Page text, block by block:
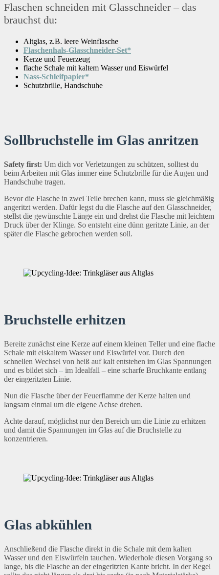
Flaschen schneiden mit Glasschneider – das
brauchst du:
Altglas, z.B. leere Weinflasche
Flaschenhals-Glasschneider-Set*
Kerze und Feuerzeug
flache Schale mit kaltem Wasser und Eiswürfel
Nass-Schleifpapier*
Schutzbrille, Handschuhe
Sollbruchstelle im Glas anritzen
Safety first: Um dich vor Verletzungen zu schützen, solltest du
beim Arbeiten mit Glas immer eine Schutzbrille für die Augen und
Handschuhe tragen.
Bevor die Flasche in zwei Teile brechen kann, muss sie gleichmäßig
angeritzt werden. Dafür legst du die Flasche auf den Glasschneider,
stellst die gewünschte Länge ein und drehst die Flasche mit leichtem
Druck über der Klinge. So entsteht eine dünn geritzte Linie, an der
später die Flasche gebrochen werden soll.
Bruchstelle erhitzen
Bereite zunächst eine Kerze auf einem kleinen Teller und eine flache
Schale mit eiskaltem Wasser und Eiswürfel vor. Durch den
schnellen Wechsel von heiß auf kalt entstehen im Glas Spannungen
und es bildet sich – im Idealfall – eine scharfe Bruchkante entlang
der eingeritzten Linie.
Nun die Flasche über der Feuerflamme der Kerze halten und
langsam einmal um die eigene Achse drehen.
Achte darauf, möglichst nur den Bereich um die Linie zu erhitzen
und damit die Spannungen im Glas auf die Bruchstelle zu
konzentrieren.
Glas abkühlen
Anschließend die Flasche direkt in die Schale mit dem kalten
Wasser und den Eiswürfeln tauchen. Wiederhole diesen Vorgang so
lange, bis die Flasche an der eingeritzten Kante bricht. In der Regel